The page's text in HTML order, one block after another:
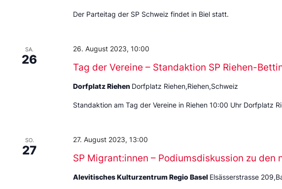
Der Parteitag der SP Schweiz findet in Biel statt.
SA.
26
Tag der Vereine – Standaktion SP Riehen-
26. August 2023, 10:00
Dorfplatz Riehen Dorfplatz Riehen,Riehen,Schweiz
Standaktion am Tag der Vereine in Riehen 10:00 Uhr Dorfplatz
SO.
27
SP Migrant:innen – Podiumsdiskussion zu den
27. August 2023, 13:00
Alevitisches Kulturzentrum Regio Basel Elsässerstrasse